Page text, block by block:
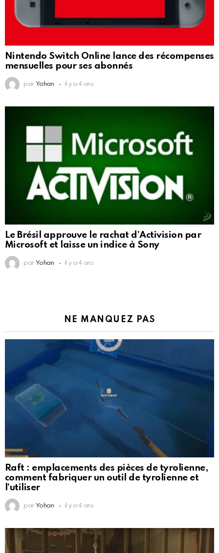
Nintendo Switch Online lance des récompenses
mensuelles pour ses abonnés
par Yohan il y a 4 ans
Le Brésil approuve le rachat d’Activision par
Microsoft et laisse un indice à Sony
par Yohan il y a 4 ans
NE MANQUEZ PAS
Raft : emplacements des pièces de tyrolienne,
comment fabriquer un outil de tyrolienne et
l’utiliser
par Yohan il y a 4 ans